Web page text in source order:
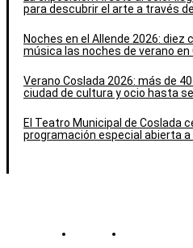
para descubrir el arte a través
Noches en el Allende 2026:
música las noches de verano en
Verano Coslada 2026: más de
ciudad de cultura y ocio hasta
El Teatro Municipal de Coslada
programación especial abierta a
Contacto Política de